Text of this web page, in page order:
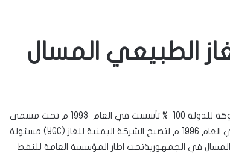
الطبيعي المسال
الشركة اليمنية للغاز شركة حكومية تجارية مملوكة للدولة 100 % تأسست في العام 1993 م تحت مسمى
المؤسسة العامة للغاز (GGC) واٌعيد هيكلتها في العام 1996 م لتصبح الشركة اليمنية للغاز (YGC) مسئولة
في الجمهوريةتحت اطار المؤسسة العامة للنفط